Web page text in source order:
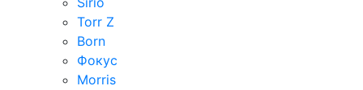
Torr Z
Born
Фокус
Morris